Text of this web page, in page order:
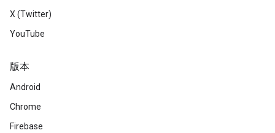
X (Twitter)
YouTube
版本
Android
Chrome
Firebase